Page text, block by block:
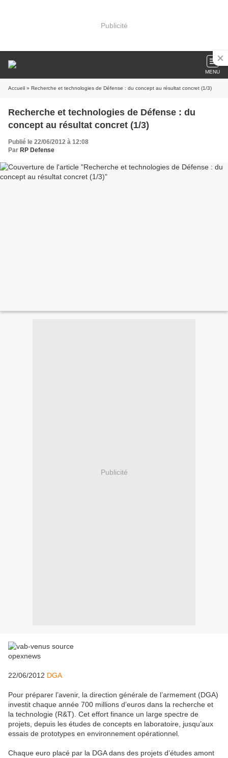
Publicité
MENU
Accueil » Recherche et technologies de Défense : du concept au résultat concret (1/3)
Recherche et technologies de Défense : du
concept au résultat concret (1/3)
Publié le 22/06/2012 à 12:08
Par RP Defense
Publicité
22/06/2012 DGA
Pour préparer l’avenir, la direction générale de l’armement (DGA)
investit chaque année 700 millions d’euros dans la recherche et
la technologie (R&T). Cet effort finance un large spectre de
projets, depuis les études de concepts en laboratoire, jusqu’aux
essais de prototypes en environnement opérationnel.
Chaque euro placé par la DGA dans des projets d’études amont